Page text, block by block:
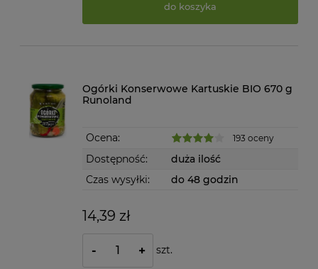
do koszyka
Ogórki Konserwowe Kartuskie BIO 670 g
Runoland
Ocena: 193 oceny
Dostępność:
duża ilość
Czas wysyłki:
do 48 godzin
14,39 zł
- + szt.